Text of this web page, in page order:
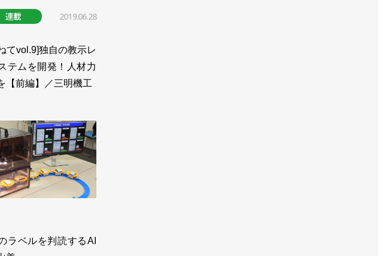
連載 2019.06.28
てvol.9]独自の教示レ
テムを開発！人材力
【前編】／三明機工
ラベルを判読するAI